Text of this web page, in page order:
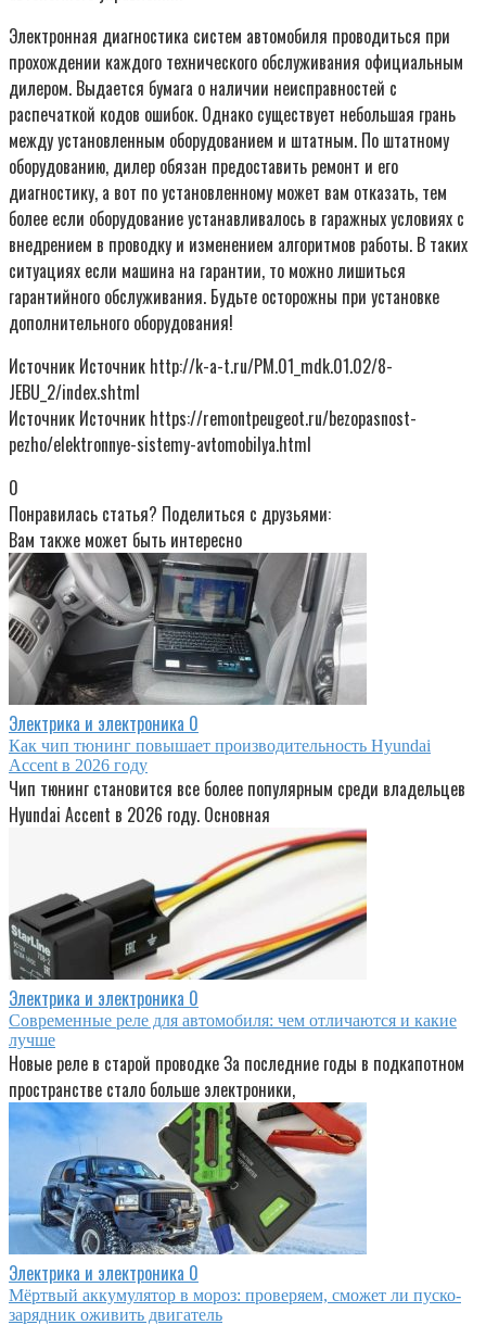
Электронная диагностика систем автомобиля проводиться при
прохождении каждого технического обслуживания официальным
дилером. Выдается бумага о наличии неисправностей с
распечаткой кодов ошибок. Однако существует небольшая грань
между установленным оборудованием и штатным. По штатному
оборудованию, дилер обязан предоставить ремонт и его
диагностику, а вот по установленному может вам отказать, тем
более если оборудование устанавливалось в гаражных условиях с
внедрением в проводку и изменением алгоритмов работы. В таких
ситуациях если машина на гарантии, то можно лишиться
гарантийного обслуживания. Будьте осторожны при установке
дополнительного оборудования!
Источник Источник http://k-a-t.ru/PM.01_mdk.01.02/8-
JEBU_2/index.shtml
Источник Источник https://remontpeugeot.ru/bezopasnost-
pezho/elektronnye-sistemy-avtomobilya.html
0
Понравилась статья? Поделиться с друзьями:
Вам также может быть интересно
Электрика и электроника 0
Как чип тюнинг повышает производительность Hyundai
Accent в 2026 году
Чип тюнинг становится все более популярным среди владельцев
Hyundai Accent в 2026 году. Основная
Электрика и электроника 0
Современные реле для автомобиля: чем отличаются и какие
лучше
Новые реле в старой проводке За последние годы в подкапотном
пространстве стало больше электроники,
Электрика и электроника 0
Мёртвый аккумулятор в мороз: проверяем, сможет ли пуско-
зарядник оживить двигатель